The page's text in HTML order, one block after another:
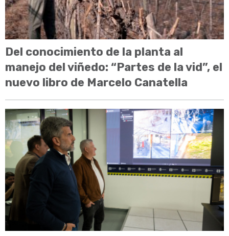
Del conocimiento de la planta al
manejo del viñedo: “Partes de la vid”, el
nuevo libro de Marcelo Canatella